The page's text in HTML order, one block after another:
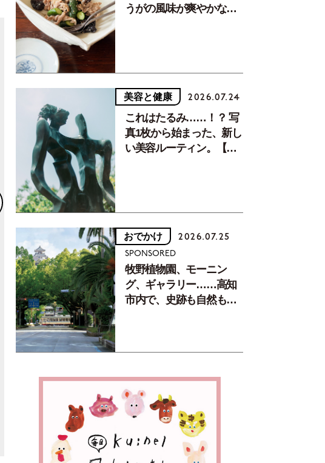
うがの風味が爽やかな、
美容と健康 2026.07.24
これはたるみ……！？ 写
真1枚から始まった、新し
い美容ルーティン。【中
おでかけ 2026.07.25
SPONSORED
牧野植物園、モーニン
グ、ギャラリー……高知
市内で、史跡も自然もグ